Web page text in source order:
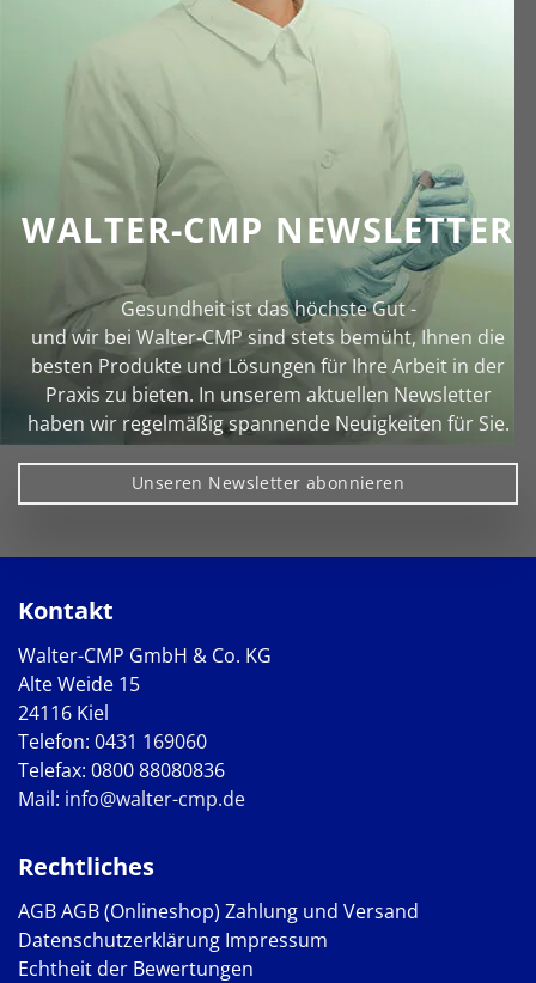
WALTER-CMP NEWSLETTER
Gesundheit ist das höchste Gut -
und wir bei Walter‑CMP sind stets bemüht, Ihnen die
besten Produkte und Lösungen für Ihre Arbeit in der
Praxis zu bieten. In unserem aktuellen Newsletter
haben wir regelmäßig spannende Neuigkeiten für Sie.
Unseren Newsletter abonnieren
Kontakt
Walter-CMP GmbH & Co. KG
Alte Weide 15
24116 Kiel
Telefon: 0431 169060
Telefax: 0800 88080836
Mail: info@walter-cmp.de
Rechtliches
AGBAGB (Onlineshop) Zahlung und Versand
Datenschutzerklärung Impressum
Echtheit der Bewertungen